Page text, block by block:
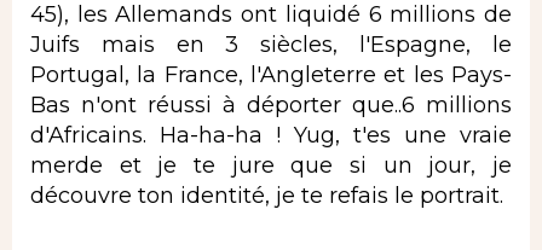
45), les Allemands ont liquidé 6 millions de
Juifs mais en 3 siècles, l'Espagne, le
Portugal, la France, l'Angleterre et les Pays-
Bas n'ont réussi à déporter que..6 millions
d'Africains. Ha-ha-ha ! Yug, t'es une vraie
merde et je te jure que si un jour, je
découvre ton identité, je te refais le portrait.